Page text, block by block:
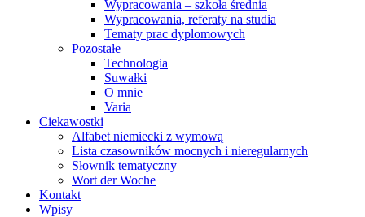
Wypracowania – szkoła średnia
Wypracowania, referaty na studia
Tematy prac dyplomowych
Pozostałe
Technologia
Suwałki
O mnie
Varia
Ciekawostki
Alfabet niemiecki z wymową
Lista czasowników mocnych i nieregularnych
Słownik tematyczny
Wort der Woche
Kontakt
Wpisy